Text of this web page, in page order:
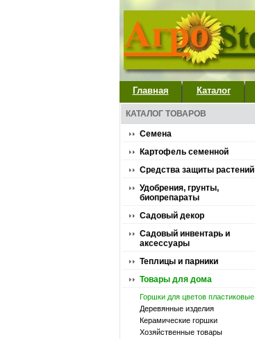
Главная Каталог
КАТАЛОГ ТОВАРОВ
Семена
Картофель семенной
Средства защиты растений
Удобрения, грунты,
биопрепараты
Садовый декор
Садовый инвентарь и
аксессуары
Теплицы и парники
Товары для дома
Горшки для цветов пластиковые
Деревянные изделия
Керамические горшки
Хозяйственные товары